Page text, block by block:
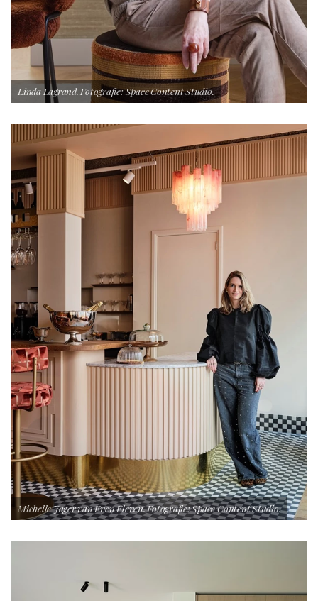
Linda Lagrand. Fotografie: Space Content Studio.
Michelle Jager van Even Eleven. Fotografie: Space Content Studio.